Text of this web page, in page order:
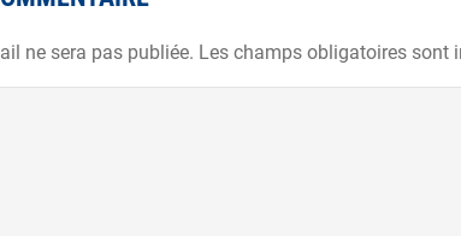
ne sera pas publiée. Les champs obligatoires sont